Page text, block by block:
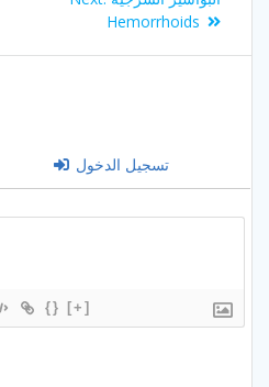
post:
Hemorrhoids
تسجيل الدخول
{} [+]